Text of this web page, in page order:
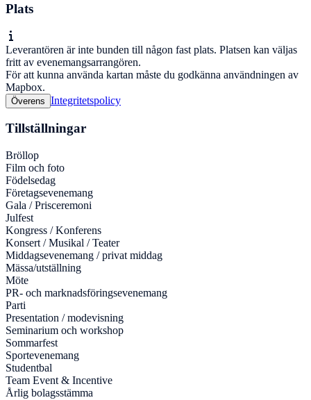
Plats
Leverantören är inte bunden till någon fast plats. Platsen kan väljas
fritt av evenemangsarrangören.
För att kunna använda kartan måste du godkänna användningen av
Mapbox.
Överens Integritetspolicy
Tillställningar
Bröllop
Film och foto
Födelsedag
Företagsevenemang
Gala / Prisceremoni
Julfest
Kongress / Konferens
Konsert / Musikal / Teater
Middagsevenemang / privat middag
Mässa/utställning
Möte
PR- och marknadsföringsevenemang
Parti
Presentation / modevisning
Seminarium och workshop
Sommarfest
Sportevenemang
Studentbal
Team Event & Incentive
Årlig bolagsstämma